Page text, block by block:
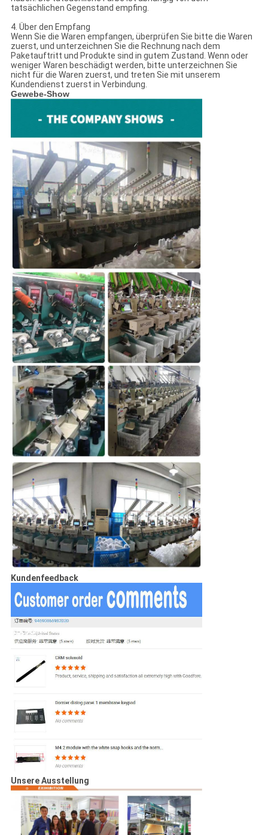
tatsächlichen Gegenstand empfing.
4. Über den Empfang
Wenn Sie die Waren empfangen, überprüfen Sie bitte die Waren
zuerst, und unterzeichnen Sie die Rechnung nach dem
Paketauftritt und Produkte sind in gutem Zustand. Wenn oder
weniger Waren beschädigt werden, bitte unterzeichnen Sie
nicht für die Waren zuerst, und treten Sie mit unserem
Kundendienst zuerst in Verbindung.
Gewebe-Show
Kundenfeedback
Unsere Ausstellung